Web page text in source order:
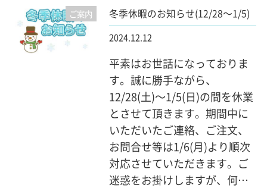
ご案内 冬季休暇のお知らせ(12/28～1/5)
2024.12.12
平素はお世話になっておりま
す。誠に勝手ながら、
12/28(土)～1/5(日)の間を休業
とさせて頂きます。期間中に
いただいたご連絡、ご注文、
お問合せ等は1/6(月)より順次
対応させていただきます。ご
迷惑をお掛けしますが、何…